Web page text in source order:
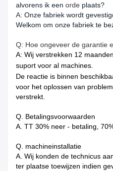
alvorens ik een orde plaats?
A: Onze fabriek wordt
Welkom om onze fabriek te
Q: Hoe ongeveer de garantie
A: Wij verstrekken 12
suport voor al machines.
De reactie is binnen
voor het oplossen van
verstrekt.
Q. Betalingsvoorwaarden
A. TT 30% neer - betaling,
Q. machineinstallatie
A. Wij konden de technicus
ter plaatse toewijzen indien